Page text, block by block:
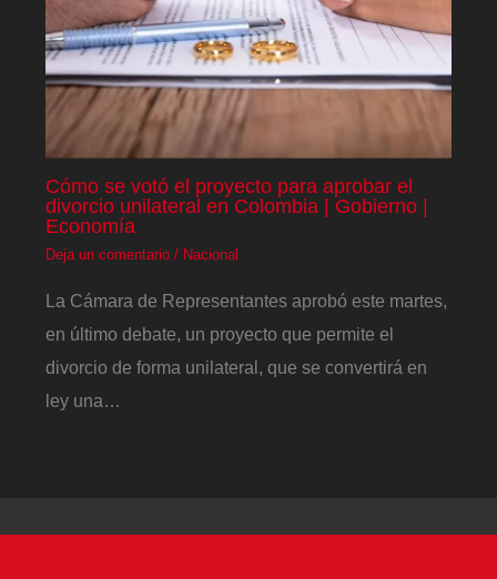
Cómo se votó el proyecto para aprobar el
divorcio unilateral en Colombia | Gobierno |
Economía
Deja un comentario / Nacional
La Cámara de Representantes aprobó este martes,
en último debate, un proyecto que permite el
divorcio de forma unilateral, que se convertirá en
ley una…